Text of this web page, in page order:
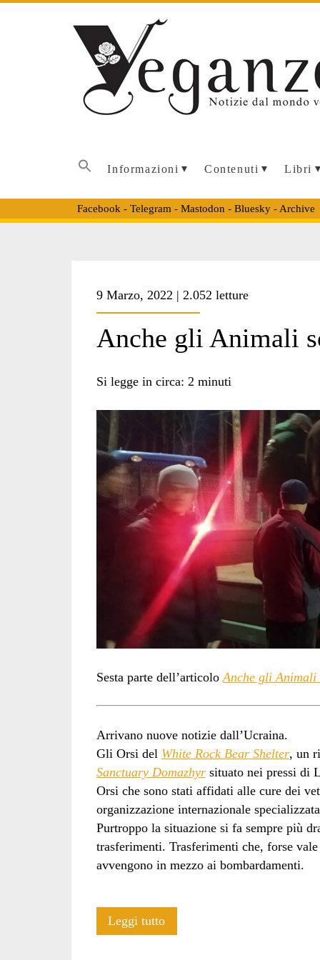
Informazioni Contenuti Libri
Facebook - Telegram - Mastodon - Bluesky- Archive
<span>four
paws</span>
9 Marzo, 2022 | 2.052 letture
Anche gli Animali
Si legge in circa: 2 minuti
Sesta parte dell’articolo Anche gli
Arrivano nuove notizie dall’Ucraina.
Gli Orsi del White Rock Bear Shelter, un
Sanctuary Domazhyrsituato nei pressi di
Orsi che sono stati affidati alle cure dei
organizzazione internazionale
Purtroppo la situazione si fa sempre più
trasferimenti. Trasferimenti che, forse
avvengono in mezzo ai bombardamenti.
Leggi tuttoAnche